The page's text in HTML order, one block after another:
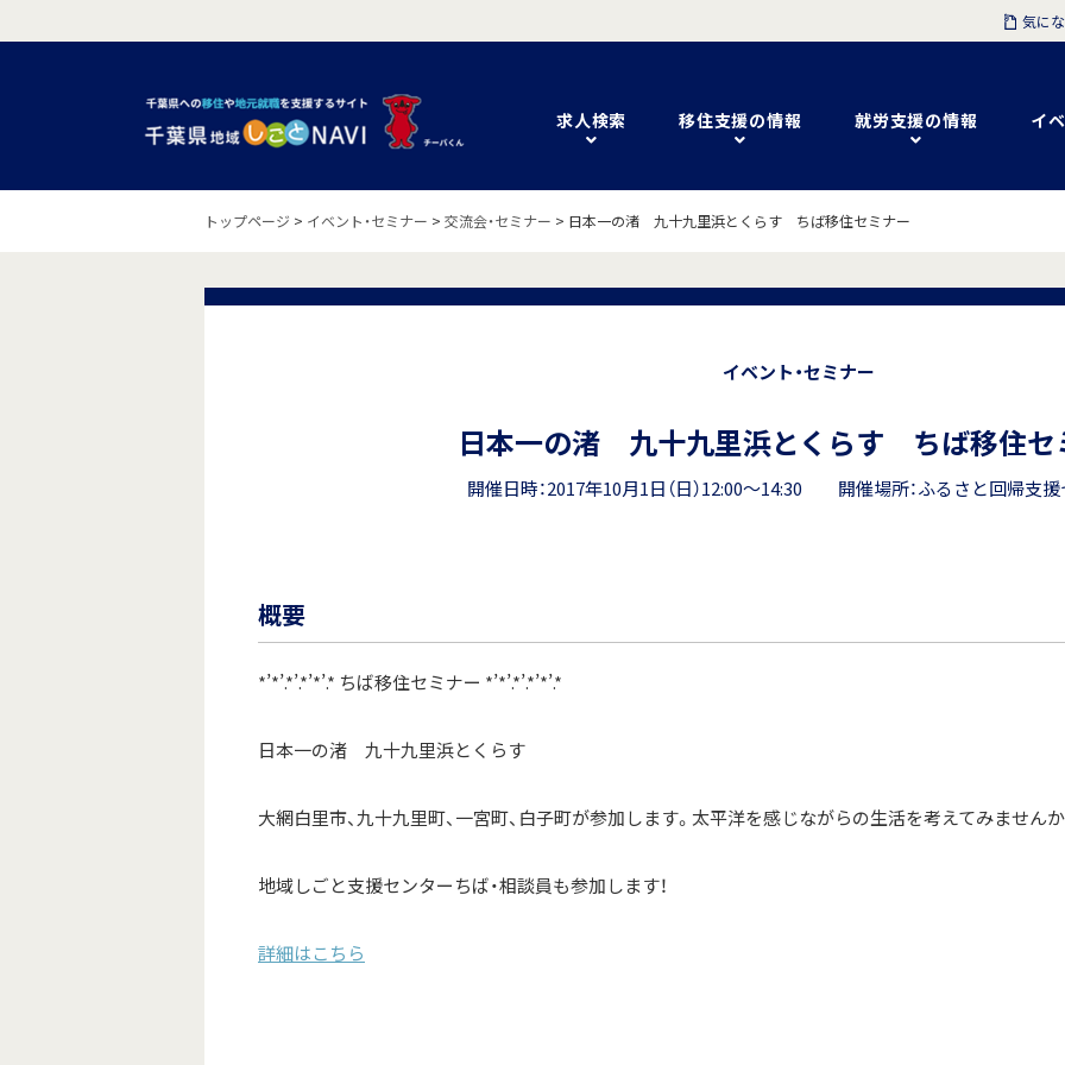
求人検索 移住支援の情報 就労支援の情報 イ
気に
トップページ > イベント・セミナー > 交流会・セミナー > 日本一の渚 九十九里浜とくらす ちば移住セミナー
イベント・セミナー
日本一の渚 九十九里浜とくらす ちば移住セ
開催日時：2017年10月1日（日）12:00～14:30 開催場所：ふるさと回帰支
概要
*’*’.*’.*’*’.* ちば移住セミナー *’*’.*’.*’*’.*
日本一の渚 九十九里浜とくらす
大網白里市、九十九里町、一宮町、白子町が参加します。太平洋を感じながらの生活を考えてみません
地域しごと支援センターちば・相談員も参加します！
詳細はこちら